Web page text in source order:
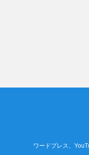
ワードプレス、